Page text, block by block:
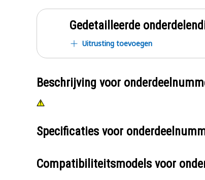
Gedetailleerde
Uitrusting toevoegen
Beschrijving voor
Specificaties voor
Compatibiliteitsmodels voor